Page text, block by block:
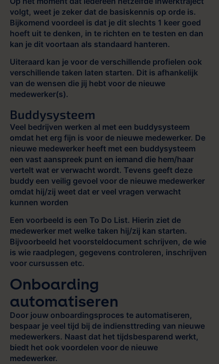
volgt, weet je zeker dat de basiskennis op orde is.
Bijkomend voordeel is dat je dit slechts 1 keer goed
hoeft uit te denken, in te richten en te testen en dan
kan je dit voortaan als standaard hanteren.
Uiteraard kan je voor de verschillende profielen ook
verschillende taken laten starten. Dit is afhankelijk
van de wensen die jij hebt voor de nieuwe
medewerker(s).
Buddysysteem
Veel bedrijven werken al met een buddysysteem
omdat het erg fijn is voor de nieuwe medewerker. De
nieuwe medewerker heeft met een buddysysteem
een vast aanspreek punt en iemand die hem/haar
vertelt wat er verwacht wordt. Tevens geeft deze
buddy een veilig gevoel voor de nieuwe medewerker
omdat hij/zij weet dat er veel vragen verwacht
kunnen worden
Een voorbeeld is een To Do List. Hierin ziet de
medewerker met welke taken hij/zij kan starten.
Bijvoorbeeld het voorsteldocument schrijven, de wie
is wie raadplegen, gegevens controleren, inschrijven
voor cursussen etc.
Onboarding
automatiseren
Door jouw onboardingsproces te automatiseren,
bespaar je veel tijd bij de indiensttreding van nieuwe
medewerkers. Naast dat het tijdsbesparend werkt,
biedt het ook voordelen voor de nieuwe
medewerker.